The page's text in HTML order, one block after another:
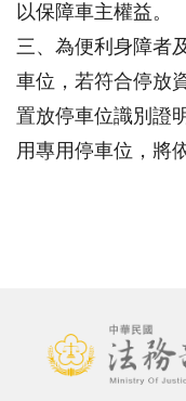
以保障車主權益。
三、為便利身障者
車位，若符合停放
置放停車位識別證
用專用停車位，將